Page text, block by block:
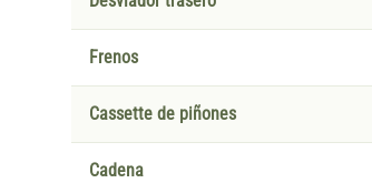
Frenos
Cassette de piñones
Cadena